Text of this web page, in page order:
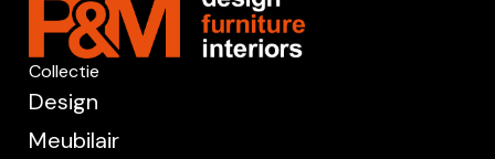
Collectie
Design
Meubilair